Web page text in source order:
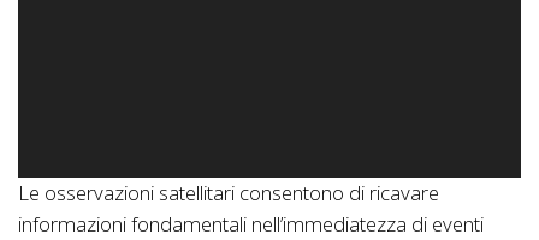
Le osservazioni satellitari consentono di ricavare
informazioni fondamentali nell’immediatezza di eventi